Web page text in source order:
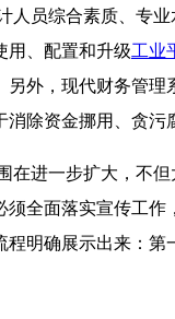
员综合素质、专
用、配置和升级工业
外，现代财务管
除资金挪用、贪污
进一步扩大，不
全面落实宣传工作
明确展示出来：